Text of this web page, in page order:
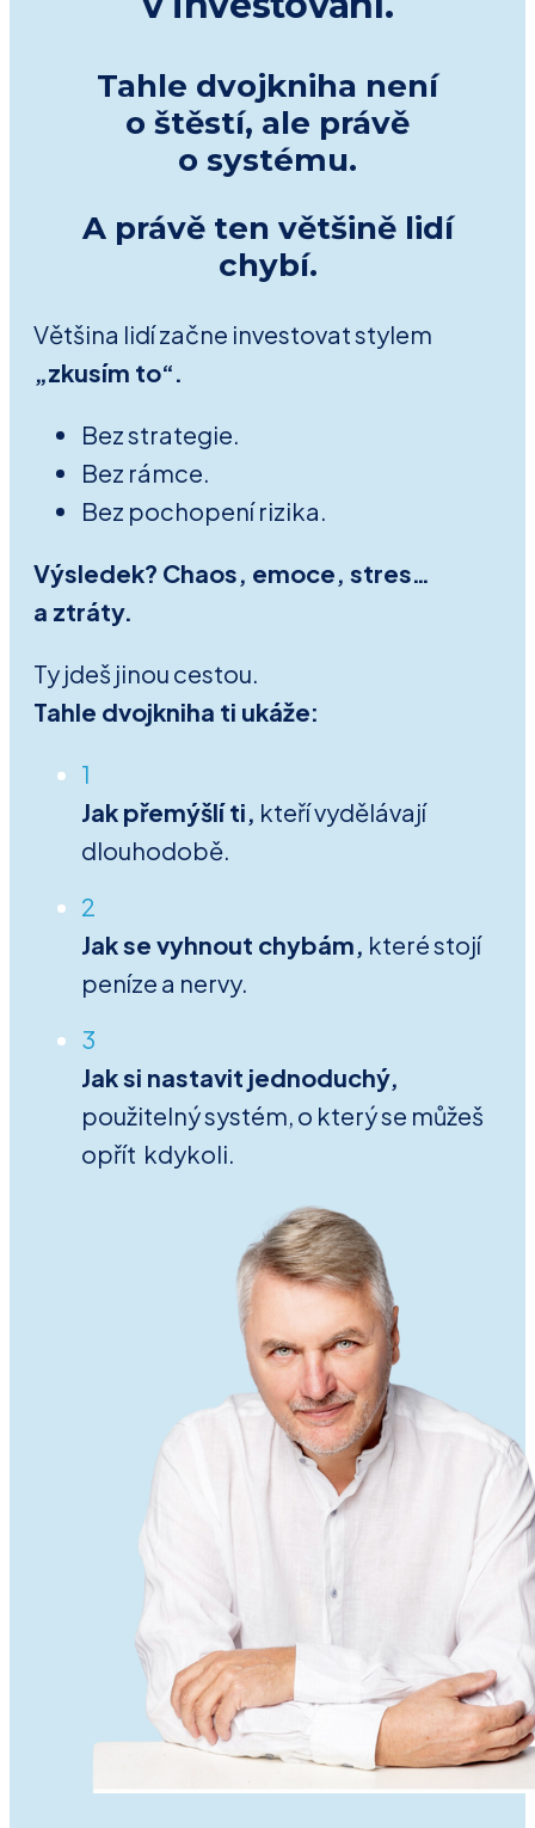
Tahle dvojkniha není
o štěstí, ale právě
o systému.
A právě ten většině lidí
chybí.
Většina lidí začne investovat stylem
„zkusím to“.
Bez strategie.
Bez rámce.
Bez pochopení rizika.
Výsledek? Chaos, emoce, stres…
a ztráty.
Ty jdeš jinou cestou.
Tahle dvojkniha ti ukáže:
1
Jak přemýšlí ti, kteří vydělávají
dlouhodobě.
2
Jak se vyhnout chybám, které stojí
peníze a nervy.
3
Jak si nastavit jednoduchý,
použitelný systém, o který se můžeš
opřít kdykoli.